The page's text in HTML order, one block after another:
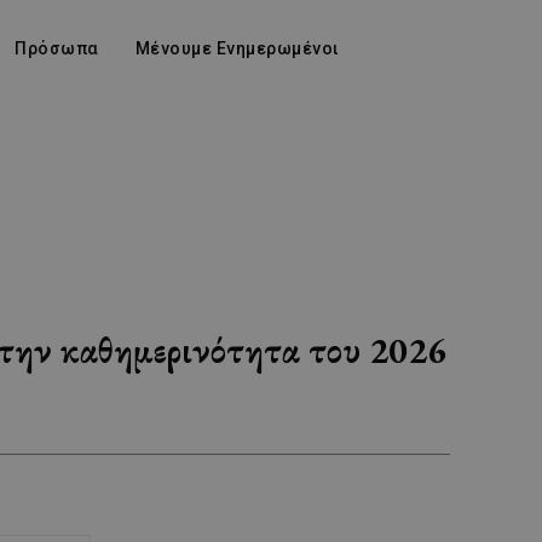
Πρόσωπα Μένουμε Ενημερωμένοι
καθημερινότητα του 2026